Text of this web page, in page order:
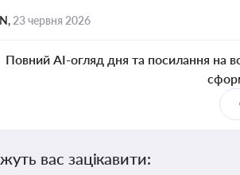
23 червня 2026
Повний AI-огляд дня та посилання на
вас зацікавити: